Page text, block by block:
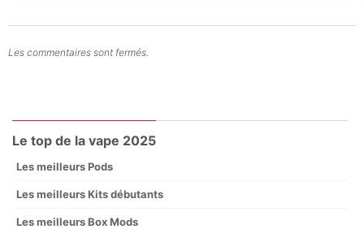
Les commentaires sont fermés.
Le top de la vape 2025
Les meilleurs Pods
Les meilleurs Kits débutants
Les meilleurs Box Mods